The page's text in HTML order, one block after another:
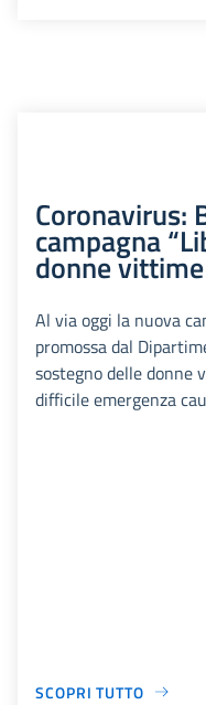
Coronavirus:
campagna
donne
Al via oggi la nuova
promossa dal
sostegno delle donne
difficile emergenza
SCOPRI TUTTO